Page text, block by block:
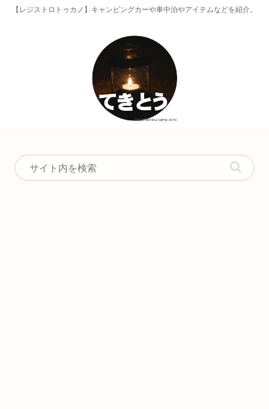
【レジストロトゥカノ】キャンピングカーや車中泊やアイテムなどを紹介。